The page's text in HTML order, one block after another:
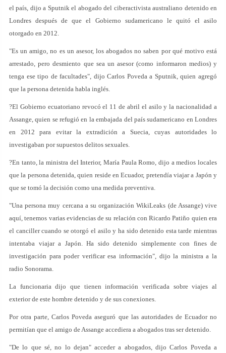
el país, dijo a Sputnik el abogado del ciberactivista australiano detenido en
Londres después de que el Gobierno sudamericano le quitó el asilo
otorgado en 2012.
"Es un amigo, no es un asesor, los abogados no saben por qué motivo está
arrestado, pero desmiento que sea un asesor (como informaron medios) y
tenga ese tipo de facultades", dijo Carlos Poveda a Sputnik, quien agregó
que la persona detenida habla inglés.
?El Gobierno ecuatoriano revocó el 11 de abril el asilo y la nacionalidad a
Assange, quien se refugió en la embajada del país sudamericano en Londres
en 2012 para evitar la extradición a Suecia, cuyas autoridades lo
investigaban por supuestos delitos sexuales.
?En tanto, la ministra del Interior, María Paula Romo, dijo a medios locales
que la persona detenida, quien reside en Ecuador, pretendía viajar a Japón y
que se tomó la decisión como una medida preventiva.
"Una persona muy cercana a su organización WikiLeaks (de Assange) vive
aquí, tenemos varias evidencias de su relación con Ricardo Patiño quien era
el canciller cuando se otorgó el asilo y ha sido detenido esta tarde mientras
intentaba viajar a Japón. Ha sido detenido simplemente con fines de
investigación para poder verificar esa información", dijo la ministra a la
radio Sonorama.
La funcionaria dijo que tienen información verificada sobre viajes al
exterior de este hombre detenido y de sus conexiones.
Por otra parte, Carlos Poveda aseguró que las autoridades de Ecuador no
permitían que el amigo de Assange accediera a abogados tras ser detenido.
"De lo que sé, no lo dejan" acceder a abogados, dijo Carlos Poveda a